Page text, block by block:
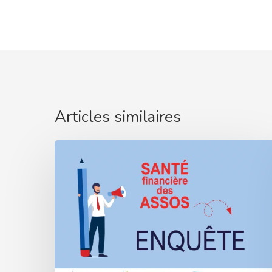
Articles similaires
comment
passe
rentrée
?